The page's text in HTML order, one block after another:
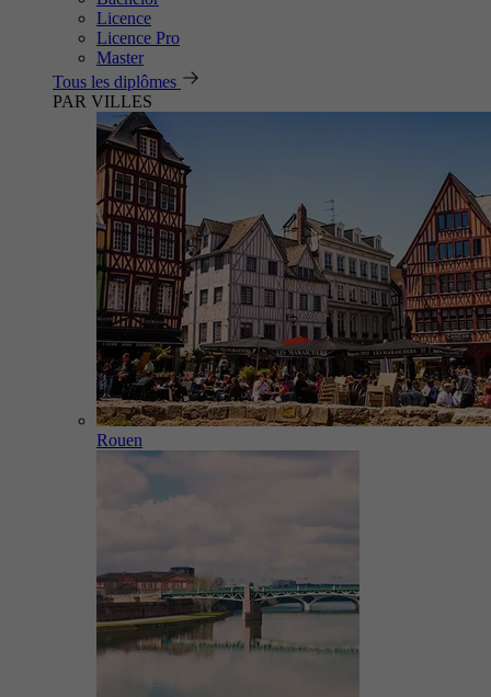
Licence
Licence Pro
Master
Tous les diplômes
PAR VILLES
Rouen